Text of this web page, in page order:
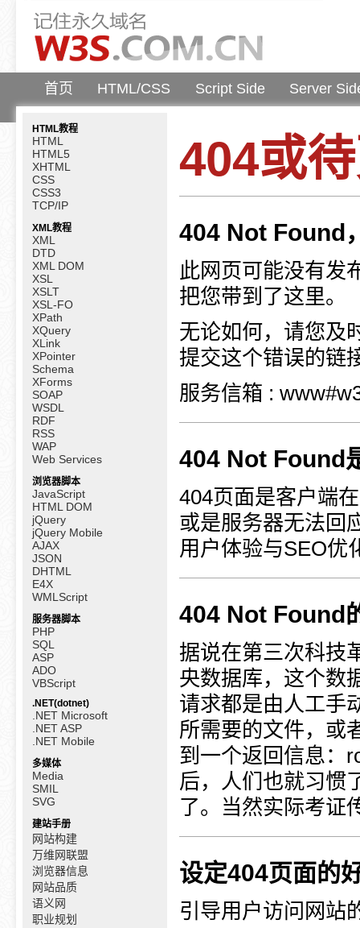
首页 HTML/CSS Script Side Server
HTML教程
HTML
HTML5
XHTML
CSS
CSS3
TCP/IP
XML教程
XML
DTD
XML DOM
XSL
XSLT
XSL-FO
XPath
XQuery
XLink
XPointer
Schema
XForms
SOAP
WSDL
RDF
RSS
WAP
Web Services
浏览器脚本
JavaScript
HTML DOM
jQuery
jQuery Mobile
AJAX
JSON
DHTML
E4X
WMLScript
服务器脚本
PHP
SQL
ASP
ADO
VBScript
.NET(dotnet)
.NET Microsoft
.NET ASP
.NET Mobile
多媒体
Media
SMIL
SVG
建站手册
网站构建
万维网联盟
浏览器信息
网站品质
语义网
职业规划
404或
404 Not Found
此网页可能没有发
把您带到了这里。
无论如何，请您及
提交这个错误的链
服务信箱 :
404 Not Found
404页面是客户端
或是服务器无法回
用户体验与SEO优
404 Not Found
据说在第三次科技
央数据库，这个数
请求都是由人工手
所需要的文件，或
到一个返回信息：
后，人们也就习惯
了。当然实际考证
设定404页面的
引导用户访问网站